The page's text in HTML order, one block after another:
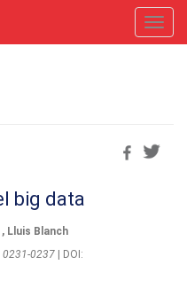
big data
Lluis Blanch
0231-0237 | DOI: